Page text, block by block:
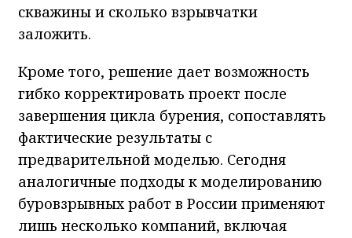
скважины и сколько взрывчатки
заложить.
Кроме того, решение дает возможность
гибко корректировать проект после
завершения цикла бурения, сопоставлять
фактические результаты с
предварительной моделью. Сегодня
аналогичные подходы к моделированию
буровзрывных работ в России применяют
лишь несколько компаний, включая